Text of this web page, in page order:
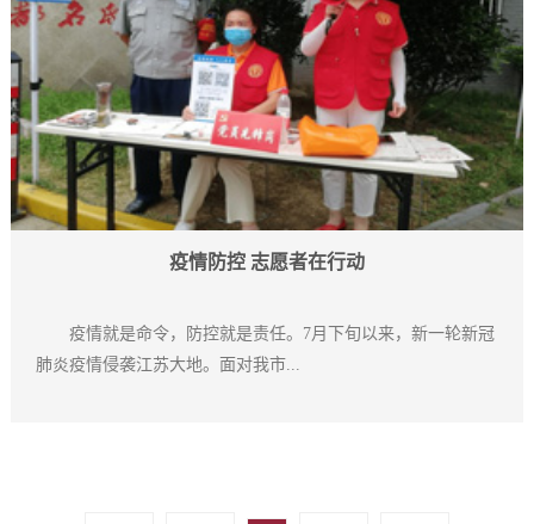
疫情防控 志愿者在行动
疫情就是命令，防控就是责任。7月下旬以来，新一轮新冠
肺炎疫情侵袭江苏大地。面对我市...